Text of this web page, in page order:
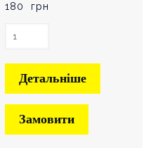
180 грн
Детальніше
Замовити